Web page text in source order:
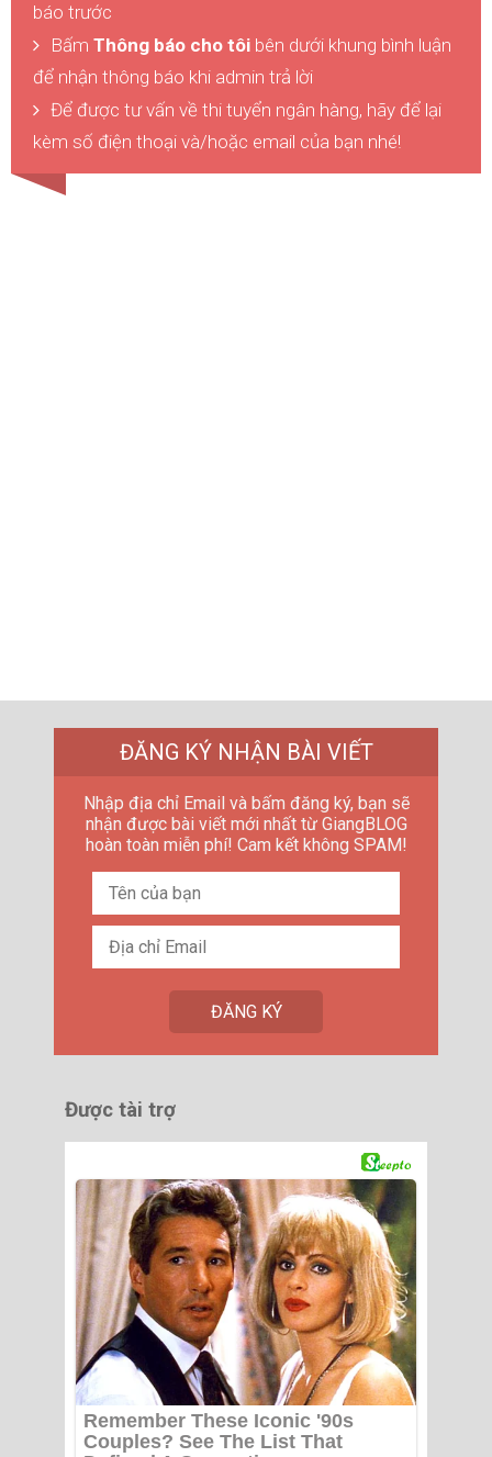
báo trước
Bấm Thông báo cho tôi bên dưới khung bình luận
để nhận thông báo khi admin trả lời
Để được tư vấn về thi tuyển ngân hàng, hãy để lại
kèm số điện thoại và/hoặc email của bạn nhé!
ĐĂNG KÝ NHẬN BÀI VIẾT
Nhập địa chỉ Email và bấm đăng ký, bạn sẽ
nhận được bài viết mới nhất từ GiangBLOG
hoàn toàn miễn phí! Cam kết không SPAM!
Được tài trợ